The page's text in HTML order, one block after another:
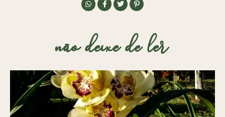
não deixe de ler